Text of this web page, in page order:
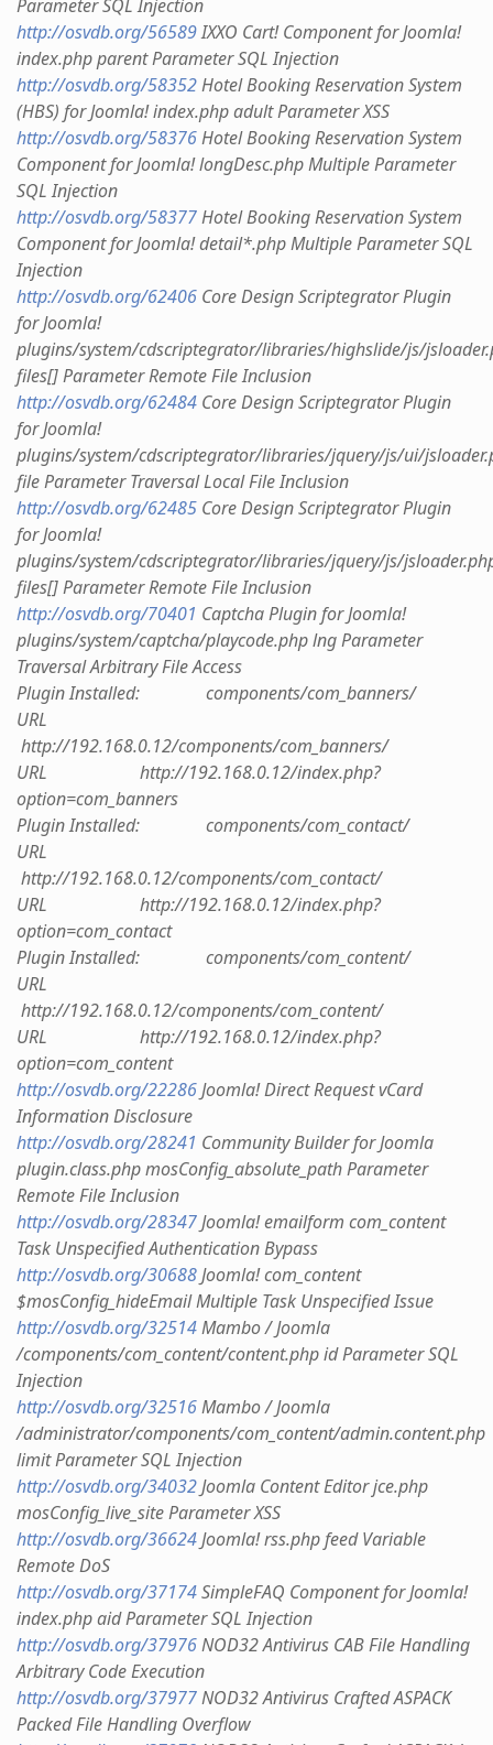
Parameter SQL Injection
http://osvdb.org/56589IXXO Cart! Component for Joomla!
index.php parent Parameter SQL Injection
http://osvdb.org/58352Hotel Booking Reservation System
(HBS) for Joomla! index.php adult Parameter XSS
http://osvdb.org/58376Hotel Booking Reservation System
Component for Joomla! longDesc.php Multiple Parameter
SQL Injection
http://osvdb.org/58377Hotel Booking Reservation System
Component for Joomla! detail*.php Multiple Parameter SQL
Injection
http://osvdb.org/62406 Core Design Scriptegrator Plugin
for Joomla!
plugins/system/cdscriptegrator/libraries/highslide/js/
files[] Parameter Remote File Inclusion
http://osvdb.org/62484 Core Design Scriptegrator Plugin
for Joomla!
plugins/system/cdscriptegrator/libraries/jquery/js/ui/
file Parameter Traversal Local File Inclusion
http://osvdb.org/62485 Core Design Scriptegrator Plugin
for Joomla!
plugins/system/cdscriptegrator/libraries/jquery/js/
files[] Parameter Remote File Inclusion
http://osvdb.org/70401 Captcha Plugin for Joomla!
plugins/system/captcha/playcode.php lng Parameter
Traversal Arbitrary File Access
Plugin Installed: components/com_banners/
URL
http://192.168.0.12/components/com_banners/
URL http://192.168.0.12/index.php?
option=com_banners
Plugin Installed: components/com_contact/
URL
http://192.168.0.12/components/com_contact/
URL http://192.168.0.12/index.php?
option=com_contact
Plugin Installed: components/com_content/
URL
http://192.168.0.12/components/com_content/
URL http://192.168.0.12/index.php?
option=com_content
http://osvdb.org/22286Joomla! Direct Request vCard
Information Disclosure
http://osvdb.org/28241 Community Builder for Joomla
plugin.class.php mosConfig_absolute_path Parameter
Remote File Inclusion
http://osvdb.org/28347Joomla! emailform com_content
Task Unspecified Authentication Bypass
http://osvdb.org/30688Joomla! com_content
$mosConfig_hideEmail Multiple Task Unspecified Issue
http://osvdb.org/32514Mambo / Joomla
/components/com_content/content.php id Parameter SQL
Injection
http://osvdb.org/32516Mambo / Joomla
/administrator/components/com_content/admin.content.php
limit Parameter SQL Injection
http://osvdb.org/34032Joomla Content Editor jce.php
mosConfig_live_site Parameter XSS
http://osvdb.org/36624Joomla! rss.php feed Variable
Remote DoS
http://osvdb.org/37174SimpleFAQ Component for Joomla!
index.php aid Parameter SQL Injection
http://osvdb.org/37976NOD32 Antivirus CAB File Handling
Arbitrary Code Execution
http://osvdb.org/37977NOD32 Antivirus Crafted ASPACK
Packed File Handling Overflow